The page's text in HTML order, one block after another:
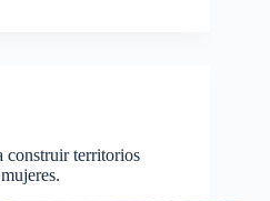
construir territorios